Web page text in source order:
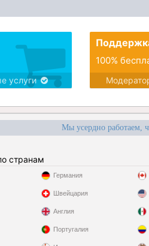
услуги
100%
Мы усердно работаем,
странам
Германия
Швейцария
Англия
Португалия